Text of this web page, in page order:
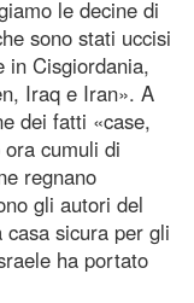
le decine di
sono stati uccisi
in Cisgiordania,
Iraq e Iran». A
dei fatti «case,
cumuli di
regnano
gli autori del
sicura per gli
ha portato